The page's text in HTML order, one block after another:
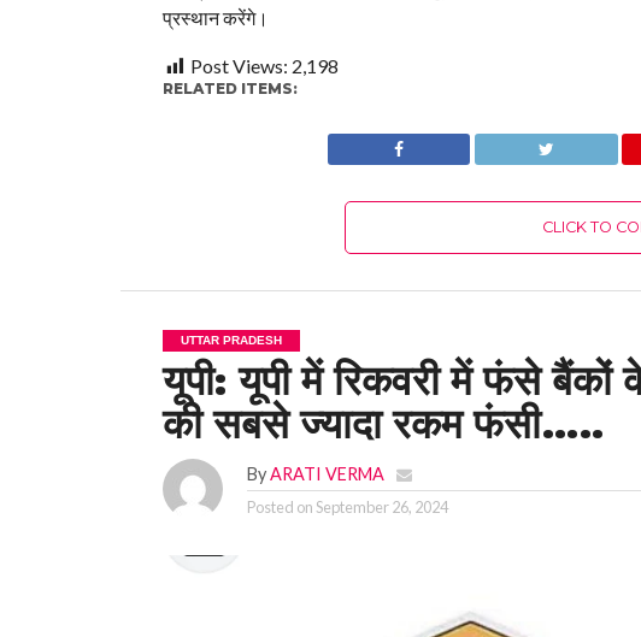
प्रस्थान करेंगे।
Post Views: 2,198
RELATED ITEMS:
CLICK TO
UTTAR PRADESH
यूपी: यूपी में रिकवरी में फंसे
की सबसे ज्यादा रकम फंसी…..
ByARATI VERMA
Posted onSeptember 26, 2024